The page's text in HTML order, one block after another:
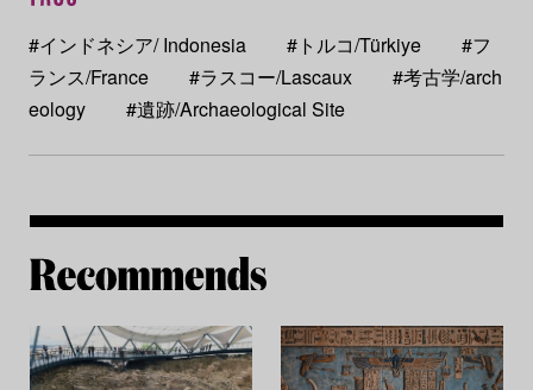
#インドネシア/ Indonesia #トルコ/Türkiye
#フ
ランス/France
#ラスコー/Lascaux
#考古学/arch
eology
#遺跡/Archaeological Site